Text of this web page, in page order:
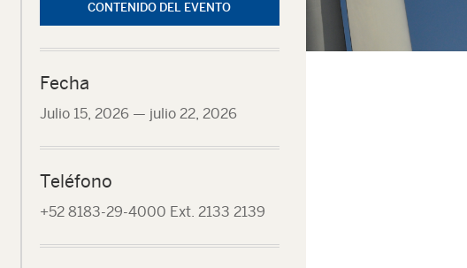
CONTENIDO DEL EVENTO
Fecha
Julio 15, 2026— julio 22, 2026
Teléfono
+52 8183-29-4000 Ext. 2133 2139